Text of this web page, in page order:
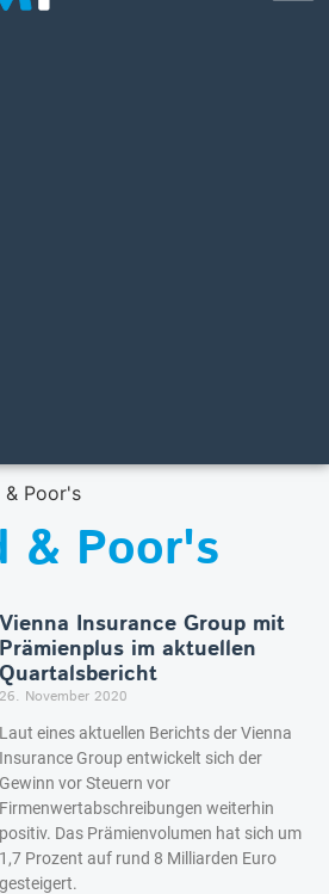
& Poor's
& Poor's
Vienna Insurance Group mit
Prämienplus im aktuellen
Quartalsbericht
26. November 2020
Laut eines aktuellen Berichts der Vienna
Insurance Group entwickelt sich der
Gewinn vor Steuern vor
Firmenwertabschreibungen weiterhin
positiv. Das Prämienvolumen hat sich um
1,7 Prozent auf rund 8 Milliarden Euro
gesteigert.